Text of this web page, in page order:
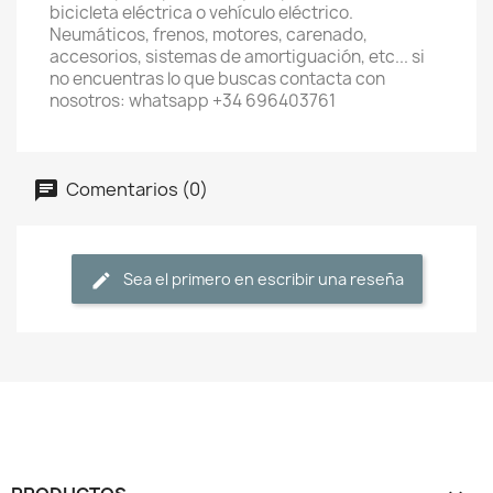
bicicleta eléctrica o vehículo eléctrico.
Neumáticos, frenos, motores, carenado,
accesorios, sistemas de amortiguación, etc... si
no encuentras lo que buscas contacta con
nosotros: whatsapp +34 696403761
Comentarios (0)
Sea el primero en escribir una reseña